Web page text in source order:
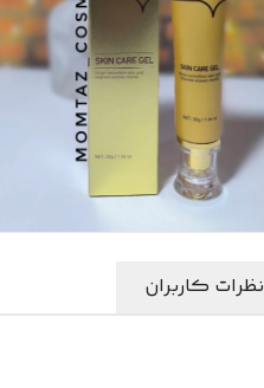
نظرات کاربران